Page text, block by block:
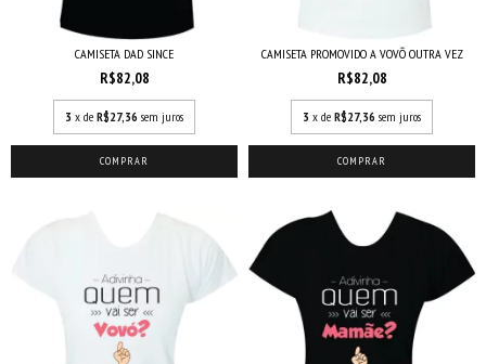
CAMISETA DAD SINCE
R$82,08
3 x de R$27,36 sem juros
COMPRAR
CAMISETA PROMOVIDO A VOVÔ OUTRA VEZ
R$82,08
3 x de R$27,36 sem juros
COMPRAR